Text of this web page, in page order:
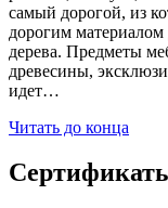
самый дорогой, из
дорогим материалом
дерева. Предметы
древесины,
идет…
Читать до конца